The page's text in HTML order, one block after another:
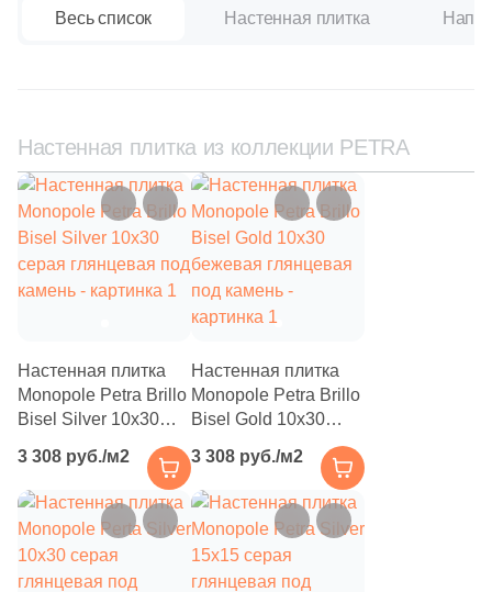
Камень
Бетон
Размер, см
20x40
30x60
Весь список Настенная плитка
Настенная плитка из коллекции PETRA
Настенная плитка
Monopole Petra Brillo
Bisel Silver 10x30
серая глянцевая под
камень
3 308 руб./м2
Настенная плитка
Monopole Petra Brillo
Bisel Gold 10x30
бежевая глянцевая
под камень
3 308 руб./м2